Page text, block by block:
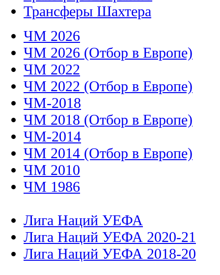
Трансферы Шахтера
ЧМ 2026
ЧМ 2026 (Отбор в Европе)
ЧМ 2022
ЧМ 2022 (Отбор в Европе)
ЧМ-2018
ЧМ 2018 (Отбор в Европе)
ЧМ-2014
ЧМ 2014 (Отбор в Европе)
ЧМ 2010
ЧМ 1986
Лига Наций УЕФА
Лига Наций УЕФА 2020-21
Лига Наций УЕФА 2018-20